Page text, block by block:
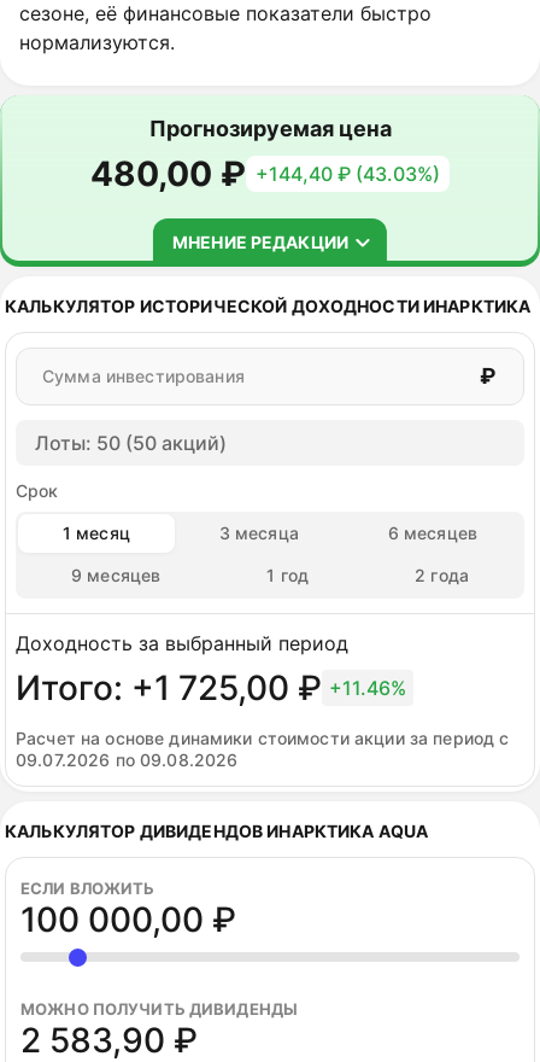
сезоне, её финансовые показатели быстро
нормализуются.
Прогнозируемая цена
480,00 ₽ +144,40 ₽ (43.03%)
МНЕНИЕ РЕДАКЦИИ
В текущих реалиях акции компании потеряли
дивидендных портфелей. Бумага интересна для
активных стратегий как ставка на восстановление
бизнеса. Держать акцию имеет смысл, докупать
стоит осторожно по мере публикации
400 руб. мы видим потенциал роста. Наш прогноз
стоимости актива на ближайшие полгода
трансляции подросшей биомассы в выручку.
РЕКОМЕНДАЦИЯ: ПОКУПАТЬ
КАЛЬКУЛЯТОР ИСТОРИЧЕСКОЙ ДОХОДНОСТИ ИНАРКТИКА
Сумма инвестирования ₽
Лоты: 50 (50 акций)
Срок
1 месяц 3 месяца 6 месяцев
9 месяцев 1 год 2 года
Доходность за выбранный период
Итого: +1 725,00 ₽ +11.46%
Расчет на основе динамики стоимости акции за период с
09.07.2026 по 09.08.2026
КАЛЬКУЛЯТОР ДИВИДЕНДОВ ИНАРКТИКА AQUA
ЕСЛИ ВЛОЖИТЬ
100 000,00 ₽
МОЖНО ПОЛУЧИТЬ ДИВИДЕНДЫ
2 583,90 ₽